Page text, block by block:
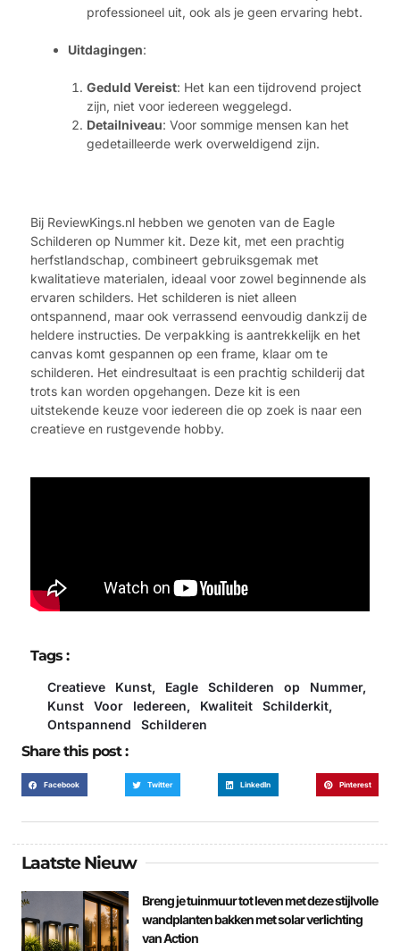
professioneel uit, ook als je geen ervaring hebt.
Uitdagingen:
Geduld Vereist: Het kan een tijdrovend project
zijn, niet voor iedereen weggelegd.
Detailniveau: Voor sommige mensen kan het
gedetailleerde werk overweldigend zijn.
Bij ReviewKings.nl hebben we genoten van de Eagle
Schilderen op Nummer kit. Deze kit, met een prachtig
herfstlandschap, combineert gebruiksgemak met
kwalitatieve materialen, ideaal voor zowel beginnende als
ervaren schilders. Het schilderen is niet alleen
ontspannend, maar ook verrassend eenvoudig dankzij de
heldere instructies. De verpakking is aantrekkelijk en het
canvas komt gespannen op een frame, klaar om te
schilderen. Het eindresultaat is een prachtig schilderij dat
trots kan worden opgehangen. Deze kit is een
uitstekende keuze voor iedereen die op zoek is naar een
creatieve en rustgevende hobby.
Creatieve Kunst, Eagle Schilderen op Nummer,
Kunst Voor Iedereen, Kwaliteit Schilderkit,
Ontspannend Schilderen
Tags :
Share this post :
Facebook Twitter LinkedIn Pinterest
Laatste Nieuw
Breng je tuinmuur tot leven met deze stijlvolle
wandplanten bakken met solar verlichting
van Action